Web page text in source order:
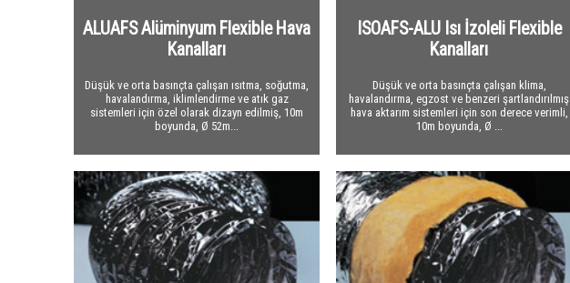
ALUAFS Alüminyum Flexible Hava
Kanalları
Düşük ve orta basınçta çalışan ısıtma, soğutma,
havalandırma, iklimlendirme ve atık gaz
sistemleri için özel olarak dizayn edilmiş, 10m
boyunda, Ø 52m...
ISOAFS-ALU Isı İzoleli Flexible
Kanalları
Düşük ve orta basınçta çalışan klima,
havalandırma, egzost ve benzeri şartlandırılmış
hava aktarım sistemleri için son derece verimli,
10m boyunda, Ø ...